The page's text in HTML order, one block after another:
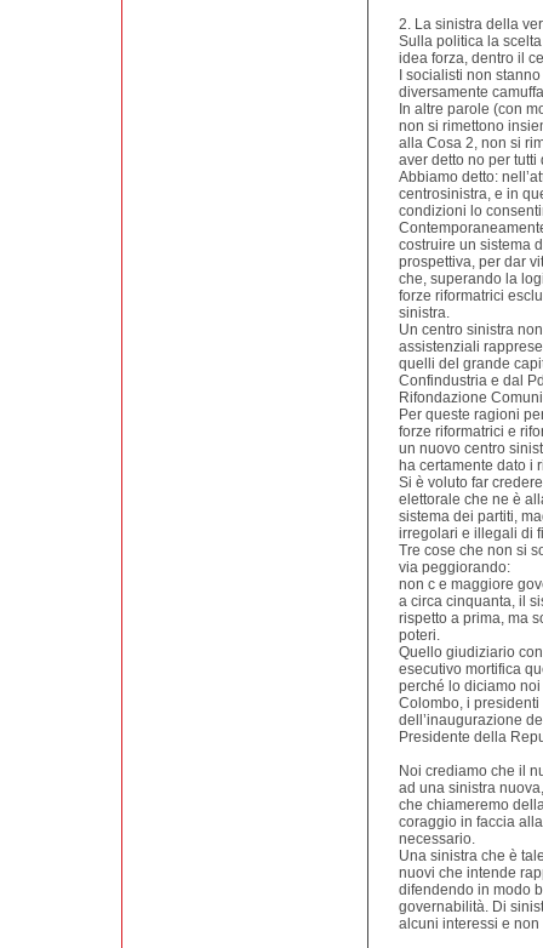
2. La sinistra della
Sulla politica la
idea forza, dentro il
I socialisti non
diversamente
In altre parole (con
non si rimettono
alla Cosa 2, non si
aver detto no per tutti
Abbiamo detto:
centrosinistra, e in
condizioni lo
costruire un sistema
prospettiva, per dar
che, superando la
forze riformatrici
sinistra.
Un centro sinistra
assistenziali
quelli del grande
Confindustria e dal
Rifondazione
Per queste ragioni
forze riformatrici e
un nuovo centro
ha certamente dato i
Si è voluto far
elettorale che ne è
sistema dei partiti,
irregolari e illegali di
Tre cose che non si
via peggiorando:
non c e maggiore
a circa cinquanta, il
rispetto a prima, ma
poteri.
Quello giudiziario
esecutivo mortifica
perché lo diciamo
Colombo, i
dell’inaugurazione
Presidente della
Noi crediamo che il
ad una sinistra
che chiameremo
coraggio in faccia
necessario.
Una sinistra che è
nuovi che intende
difendendo in modo
governabilità. Di
alcuni interessi e